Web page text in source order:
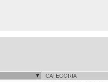
CATEGORIA